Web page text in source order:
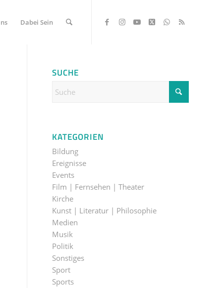
Dabei Sein
SUCHE
KATEGORIEN
Bildung
Ereignisse
Events
Film | Fernsehen | Theater
Kirche
Kunst | Literatur | Philosophie
Medien
Musik
Politik
Sonstiges
Sport
Sports